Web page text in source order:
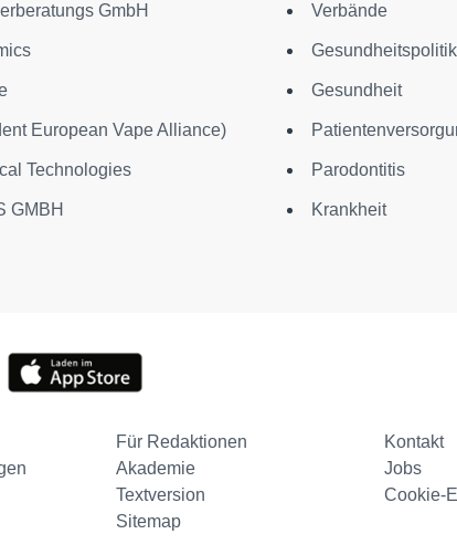
GmbH
European Vape Alliance)
Technologies
GMBH
Verbände
Gesundheitspolitik
Gesundheit
Parodontitis
Krankheit
Für Redaktionen
Kontakt
Akademie
Jobs
Textversion
Cookie-
Sitemap